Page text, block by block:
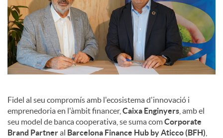
Fidel al seu compromís amb l'ecosistema d'innovació i
emprenedoria en l'àmbit financer, Caixa Enginyers , amb el
seu model de banca cooperativa, se suma comCorporate
Brand Partneral Barcelona Finance Hub by Aticco (BFH)